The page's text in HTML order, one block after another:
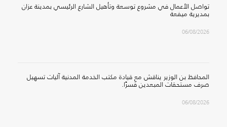
تواصل الأعمال في مشروع توسعة وتأهيل الشارع الرئيسي بمدينة عزان
بمديرية ميفعة
06/08/2026
المحافظ بن الوزير يناقش مع قيادة مكتب الخدمة المدنية آليات تسهيل
صرف مستحقات المبعدين قسرًا.
06/08/2026